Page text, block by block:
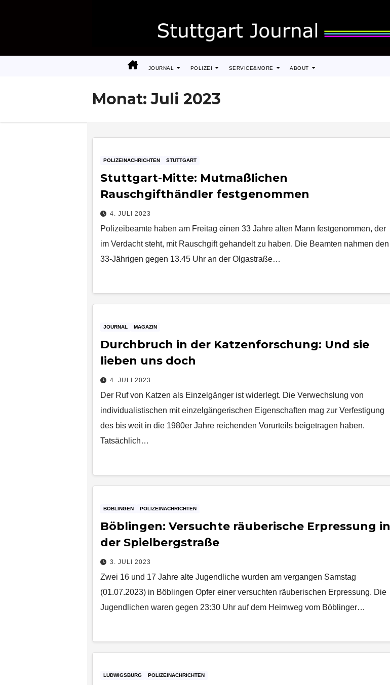
JOURNAL POLIZEI SERVICE&MORE ABOUT
Monat:Juli 2023
POLIZEINACHRICHTEN STUTTGART
Stuttgart-Mitte: Mutmaßlichen
Rauschgifthändler festgenommen
4. JULI 2023
Polizeibeamte haben am Freitag einen 33 Jahre alten Mann festgenommen, der
im Verdacht steht, mit Rauschgift gehandelt zu haben. Die Beamten nahmen den
33-Jährigen gegen 13.45 Uhr an der Olgastraße…
JOURNAL MAGAZIN
Durchbruch in der Katzenforschung: Und sie
lieben uns doch
4. JULI 2023
Der Ruf von Katzen als Einzelgänger ist widerlegt. Die Verwechslung von
individualistischen mit einzelgängerischen Eigenschaften mag zur Verfestigung
des bis weit in die 1980er Jahre reichenden Vorurteils beigetragen haben.
Tatsächlich…
BÖBLINGEN POLIZEINACHRICHTEN
Böblingen: Versuchte räuberische Erpressung in
der Spielbergstraße
3. JULI 2023
Zwei 16 und 17 Jahre alte Jugendliche wurden am vergangen Samstag
(01.07.2023) in Böblingen Opfer einer versuchten räuberischen Erpressung. Die
Jugendlichen waren gegen 23:30 Uhr auf dem Heimweg vom Böblinger…
LUDWIGSBURG POLIZEINACHRICHTEN